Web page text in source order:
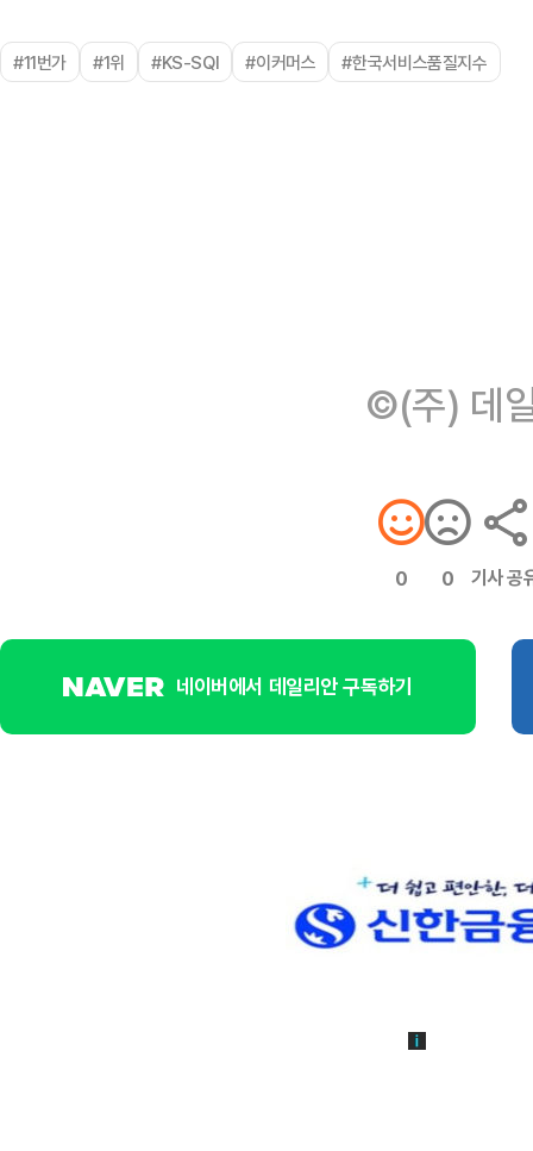
#11번가 #1위 #KS-SQI #이커머스 #한국서비스품질지수
©(주) 데
0 0 기사 공
네이버에서 데일리안 구독하기